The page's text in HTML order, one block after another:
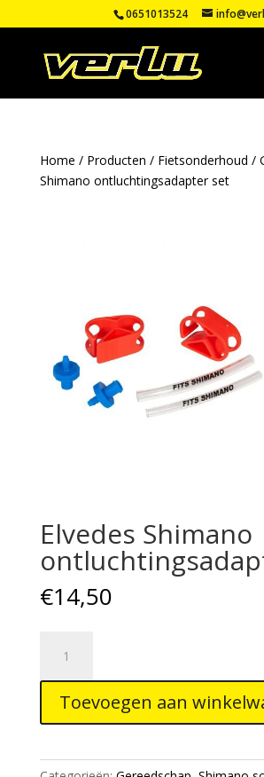
0651013524
Home / Producten / Fietsonderhoud /
Shimano ontluchtingsadapter set
Elvedes Shimano
€14,50
Shimano
ontluchtingsadapter
aantal
Toevoegen aan